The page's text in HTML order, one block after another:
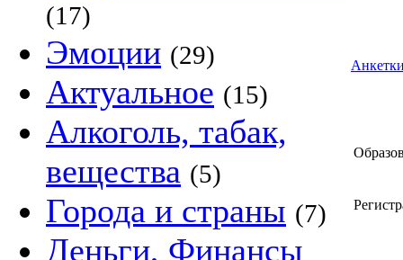
(17)
Эмоции (29)
Актуальное (15)
Алкоголь, табак,
вещества (5)
Города и страны (7)
Деньги, Финансы